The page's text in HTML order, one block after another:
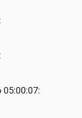
05:00:07: